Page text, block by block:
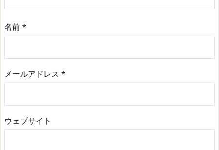
名前*
メールアドレス *
ウェブサイト